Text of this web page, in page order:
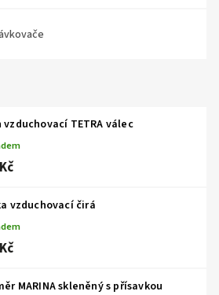
vzduchovací TETRA válec
vzduchovací čirá
MARINA skleněný s přísavkou